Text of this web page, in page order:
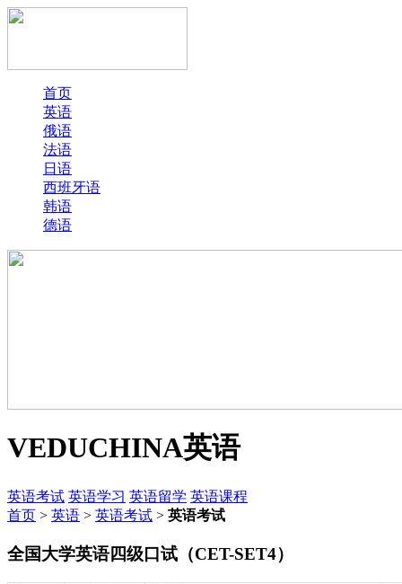
首页
英语
俄语
法语
日语
西班牙语
韩语
德语
VEDUCHINA英语
英语考试 英语学习 英语留学 英语课程
首页 > 英语 > 英语考试 > 英语考试
全国大学英语四级口试（CET-SET4）